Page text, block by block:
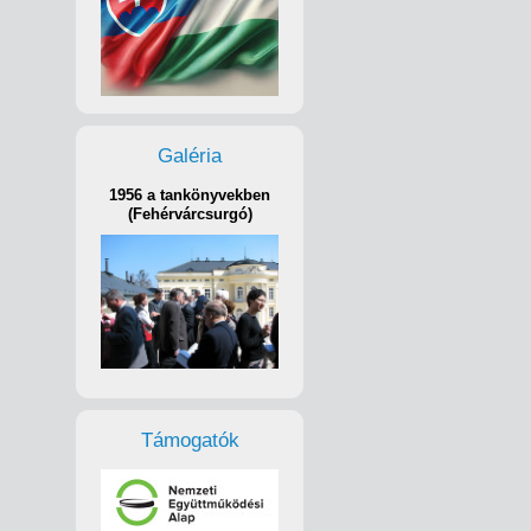
Galéria
1956 a tankönyvekben
(Fehérvárcsurgó)
Támogatók